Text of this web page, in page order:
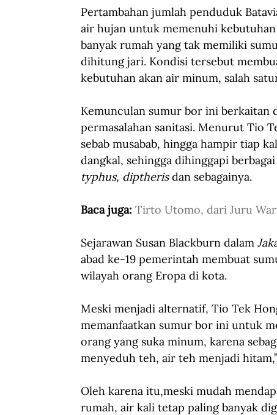
Pertambahan jumlah penduduk
air hujan untuk memenuhi
banyak rumah yang tak memiliki
dihitung jari. Kondisi tersebut
kebutuhan akan air minum, salah
Kemunculan sumur bor ini berkaitan
permasalahan sanitasi. Menurut Tio
sebab musabab, hingga hampir tiap
dangkal, sehingga dihinggapi
typhus, diptheris dan sebagainya.
Baca juga: Tirto Utomo, dari Juru
Sejarawan Susan Blackburn dalam
abad ke-19 pemerintah membuat
wilayah orang Eropa di kota.
Meski menjadi alternatif, Tio Tek
memanfaatkan sumur bor ini untuk
orang yang suka minum, karena
menyeduh teh, air teh menjadi
Oleh karena itu,meski mudah
rumah, air kali tetap paling banyak